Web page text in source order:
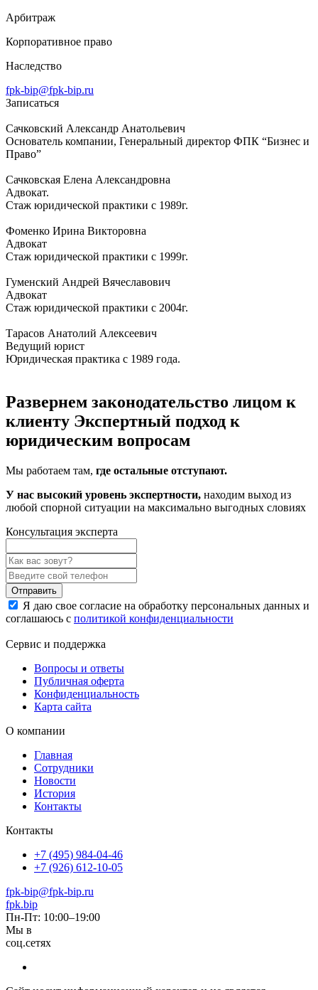
Арбитраж
Корпоративное право
Наследство
fpk-bip@fpk-bip.ru
Записаться
Сачковский Александр Анатольевич
Основатель компании, Генеральный директор ФПК “Бизнес и
Право”
Сачковская Елена Александровна
Адвокат.
Стаж юридической практики с 1989г.
Фоменко Ирина Викторовна
Адвокат
Стаж юридической практики с 1999г.
Гуменский Андрей Вячеславович
Адвокат
Стаж юридической практики с 2004г.
Тарасов Анатолий Алексеевич
Ведущий юрист
Юридическая практика с 1989 года.
Развернем законодательство лицом к
клиенту Экспертный подход к
юридическим вопросам
Мы работаем там, где остальные отступают.
У нас высокий уровень экспертности, находим выход из
любой спорной ситуации на максимально выгодных словиях
Консультация эксперта
Отправить
Я даю свое согласие на обработку персональных данных и
соглашаюсь с политикой конфиденциальности
Сервис и поддержка
Вопросы и ответы
Публичная оферта
Конфиденциальность
Карта сайта
О компании
Главная
Сотрудники
Новости
История
Контакты
Контакты
+7 (495) 984-04-46
+7 (926) 612-10-05
fpk-bip@fpk-bip.ru
fpk.bip
Пн-Пт: 10:00–19:00
Мы в
соц.сетях